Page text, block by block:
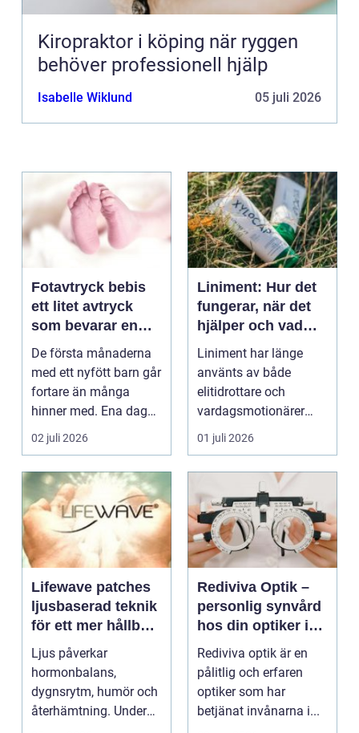
Kiropraktor i köping när ryggen
behöver professionell hjälp
Isabelle Wiklund 05 juli 2026
Fotavtryck bebis
ett litet avtryck
som bevarar en
stor stund
De första månaderna
med ett nyfött barn går
fortare än många
hinner med. Ena dagen
ryms hela foten i...
02 juli 2026
Liniment: Hur det
fungerar, när det
hjälper och vad
man bör tänka på
Liniment har länge
använts av både
elitidrottare och
vardagsmotionärer
för...
01 juli 2026
Lifewave patches
ljusbaserad teknik
för ett mer hållbart
välbefinnande
Ljus påverkar
hormonbalans,
dygnsrytm, humör och
återhämtning. Under
Rediviva Optik –
personlig synvård
hos din optiker i
Uppsala
Rediviva optik är en
pålitlig och erfaren
optiker som har
betjänat invånarna i...